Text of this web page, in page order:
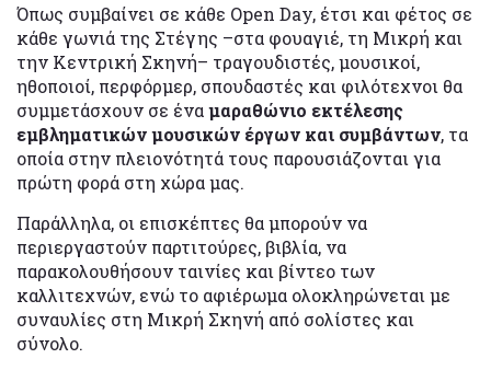
Όπως συμβαίνει σε κάθε Open Day, έτσι και φέτος σε
κάθε γωνιά της Στέγης –στα φουαγιέ, τη Μικρή και
την Κεντρική Σκηνή– τραγουδιστές, μουσικοί,
ηθοποιοί, περφόρμερ, σπουδαστές και φιλότεχνοι θα
συμμετάσχουν σε έναμαραθώνιο εκτέλεσης
εμβληματικών μουσικών έργων και συμβάντων, τα
οποία στην πλειονότητά τους παρουσιάζονται για
πρώτη φορά στη χώρα μας.
Παράλληλα, οι επισκέπτες θα μπορούν να
περιεργαστούν παρτιτούρες, βιβλία, να
παρακολουθήσουν ταινίες και βίντεο των
καλλιτεχνών, ενώ το αφιέρωμα ολοκληρώνεται με
συναυλίες στη Μικρή Σκηνή από σολίστες και
σύνολο.